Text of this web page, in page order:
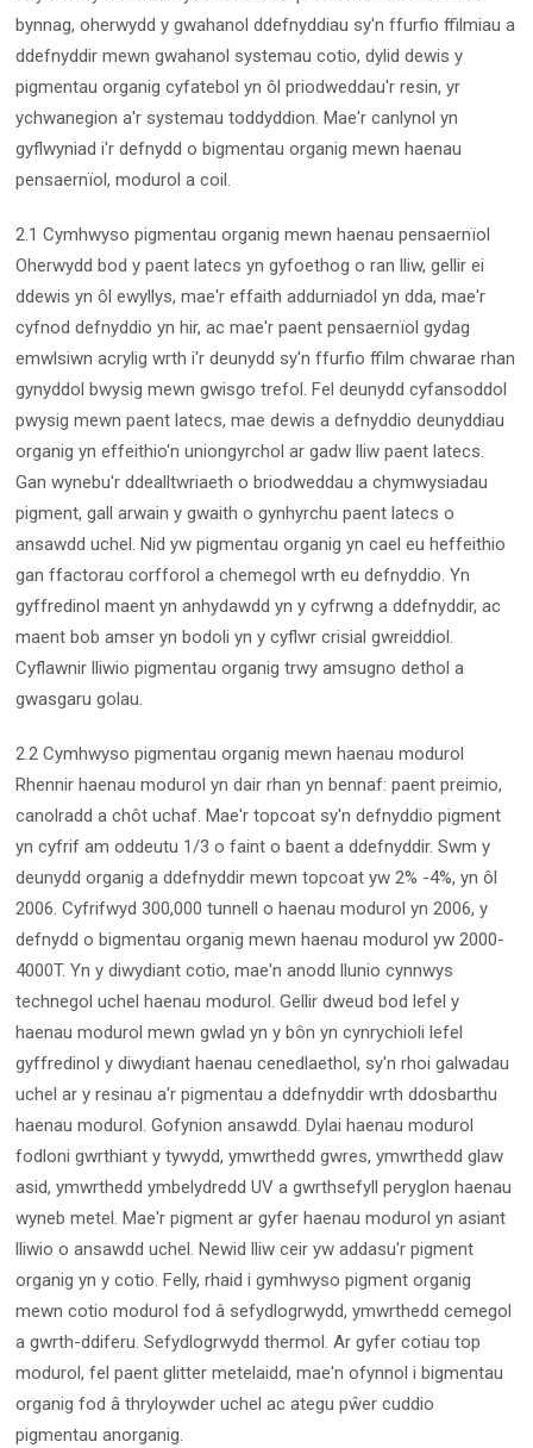
bynnag, oherwydd y gwahanol ddefnyddiau sy'n ffurfio ffilmiau a
ddefnyddir mewn gwahanol systemau cotio, dylid dewis y
pigmentau organig cyfatebol yn ôl priodweddau'r resin, yr
ychwanegion a'r systemau toddyddion. Mae'r canlynol yn
gyflwyniad i'r defnydd o bigmentau organig mewn haenau
pensaernïol, modurol a coil.
2.1 Cymhwyso pigmentau organig mewn haenau pensaernïol
Oherwydd bod y paent latecs yn gyfoethog o ran lliw, gellir ei
ddewis yn ôl ewyllys, mae'r effaith addurniadol yn dda, mae'r
cyfnod defnyddio yn hir, ac mae'r paent pensaernïol gydag
emwlsiwn acrylig wrth i'r deunydd sy'n ffurfio ffilm chwarae rhan
gynyddol bwysig mewn gwisgo trefol. Fel deunydd cyfansoddol
pwysig mewn paent latecs, mae dewis a defnyddio deunyddiau
organig yn effeithio'n uniongyrchol ar gadw lliw paent latecs.
Gan wynebu'r ddealltwriaeth o briodweddau a chymwysiadau
pigment, gall arwain y gwaith o gynhyrchu paent latecs o
ansawdd uchel. Nid yw pigmentau organig yn cael eu heffeithio
gan ffactorau corfforol a chemegol wrth eu defnyddio. Yn
gyffredinol maent yn anhydawdd yn y cyfrwng a ddefnyddir, ac
maent bob amser yn bodoli yn y cyflwr crisial gwreiddiol.
Cyflawnir lliwio pigmentau organig trwy amsugno dethol a
gwasgaru golau.
2.2 Cymhwyso pigmentau organig mewn haenau modurol
Rhennir haenau modurol yn dair rhan yn bennaf: paent preimio,
canolradd a chôt uchaf. Mae'r topcoat sy'n defnyddio pigment
yn cyfrif am oddeutu 1/3 o faint o baent a ddefnyddir. Swm y
deunydd organig a ddefnyddir mewn topcoat yw 2% -4%, yn ôl
2006. Cyfrifwyd 300,000 tunnell o haenau modurol yn 2006, y
defnydd o bigmentau organig mewn haenau modurol yw 2000-
4000T. Yn y diwydiant cotio, mae'n anodd llunio cynnwys
technegol uchel haenau modurol. Gellir dweud bod lefel y
haenau modurol mewn gwlad yn y bôn yn cynrychioli lefel
gyffredinol y diwydiant haenau cenedlaethol, sy'n rhoi galwadau
uchel ar y resinau a'r pigmentau a ddefnyddir wrth ddosbarthu
haenau modurol. Gofynion ansawdd. Dylai haenau modurol
fodloni gwrthiant y tywydd, ymwrthedd gwres, ymwrthedd glaw
asid, ymwrthedd ymbelydredd UV a gwrthsefyll peryglon haenau
wyneb metel. Mae'r pigment ar gyfer haenau modurol yn asiant
lliwio o ansawdd uchel. Newid lliw ceir yw addasu'r pigment
organig yn y cotio. Felly, rhaid i gymhwyso pigment organig
mewn cotio modurol fod â sefydlogrwydd, ymwrthedd cemegol
a gwrth-ddiferu. Sefydlogrwydd thermol. Ar gyfer cotiau top
modurol, fel paent glitter metelaidd, mae'n ofynnol i bigmentau
organig fod â thryloywder uchel ac ategu pŵer cuddio
pigmentau anorganig.